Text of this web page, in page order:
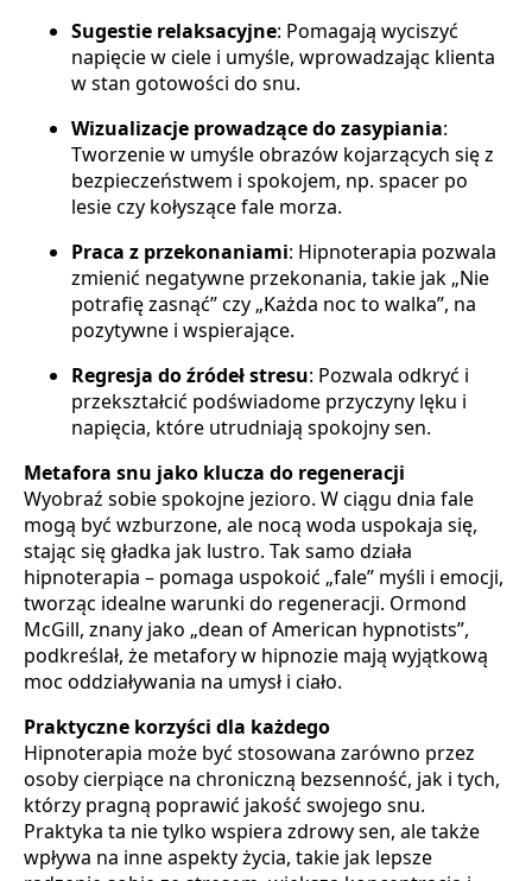
Sugestie relaksacyjne: Pomagają wyciszyć
napięcie w ciele i umyśle, wprowadzając klienta
w stan gotowości do snu.
Wizualizacje prowadzące do zasypiania:
Tworzenie w umyśle obrazów kojarzących się z
bezpieczeństwem i spokojem, np. spacer po
lesie czy kołyszące fale morza.
Praca z przekonaniami: Hipnoterapia pozwala
zmienić negatywne przekonania, takie jak „Nie
potrafię zasnąć” czy „Każda noc to walka”, na
pozytywne i wspierające.
Regresja do źródeł stresu: Pozwala odkryć i
przekształcić podświadome przyczyny lęku i
napięcia, które utrudniają spokojny sen.
Metafora snu jako klucza do regeneracji
Wyobraź sobie spokojne jezioro. W ciągu dnia fale
mogą być wzburzone, ale nocą woda uspokaja się,
stając się gładka jak lustro. Tak samo działa
hipnoterapia – pomaga uspokoić „fale” myśli i emocji,
tworząc idealne warunki do regeneracji. Ormond
McGill, znany jako „dean of American hypnotists”,
podkreślał, że metafory w hipnozie mają wyjątkową
moc oddziaływania na umysł i ciało.
Praktyczne korzyści dla każdego
Hipnoterapia może być stosowana zarówno przez
osoby cierpiące na chroniczną bezsenność, jak i tych,
którzy pragną poprawić jakość swojego snu.
Praktyka ta nie tylko wspiera zdrowy sen, ale także
wpływa na inne aspekty życia, takie jak lepsze